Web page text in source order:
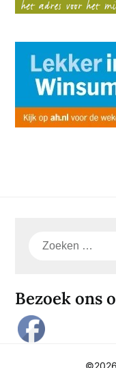
Zoeken
Bezoek ons